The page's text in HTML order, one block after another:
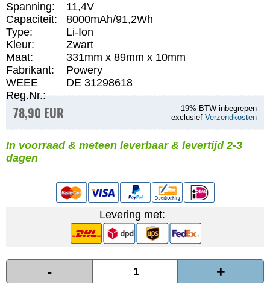
Spanning:
11,4V
Capaciteit:
8000mAh/91,2Wh
Type:
Li-Ion
Kleur:
Zwart
Maat:
331mm x 89mm x 10mm
Fabrikant:
Powery
WEEE
Reg.Nr.:
DE 31298618
78,90 EUR
19% BTW inbegrepen
exclusief Verzendkosten
In voorraad & meteen leverbaar & levertijd 2-3
dagen
Levering met:
- +